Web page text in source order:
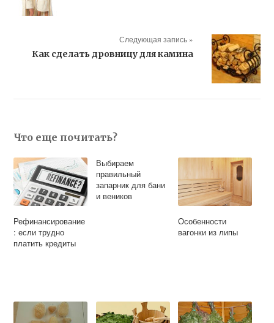
Следующая запись »
Как сделать дровницу для камина
Что еще почитать?
Рефинансирование
: если трудно
платить кредиты
Выбираем
правильный
запарник для бани
и веников
Особенности
вагонки из липы